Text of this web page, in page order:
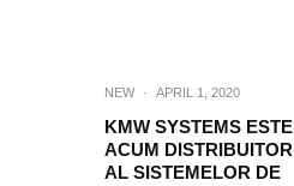
NEW · APRIL 1, 2020
KMW SYSTEMS ESTE
ACUM DISTRIBUITOR
AL SISTEMELOR DE